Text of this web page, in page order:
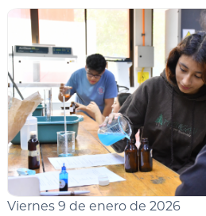
Viernes 9 de enero de 2026